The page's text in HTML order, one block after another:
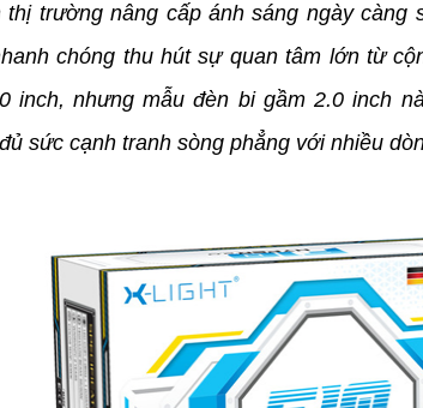
thị trường nâng cấp ánh sáng ngày
chóng thu hút sự quan tâm lớn từ
inch, nhưng mẫu đèn bi gầm 2.0 inch
sức cạnh tranh sòng phẳng với nhiều